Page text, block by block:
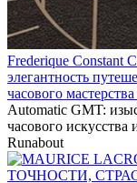
Frederique Constant
элегантность
часового мастерства
Automatic GMT:
часового
Runabout